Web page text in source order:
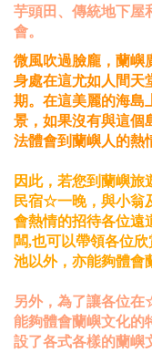
芋頭田、傳統地下屋
會。
微風吹過臉龐，蘭嶼
身處在這尤如人間天
期。在這美麗的海島
景，如果沒有與這個
法體會到蘭嶼人的熱
因此，若您到蘭嶼
民宿☆一晚，與小翁
會熱情的招待各位遠
闆,也可以帶領各位
池以外，亦能夠體會
另外，為了讓各位
能夠體會蘭嶼文化的
設了各式各樣的蘭嶼